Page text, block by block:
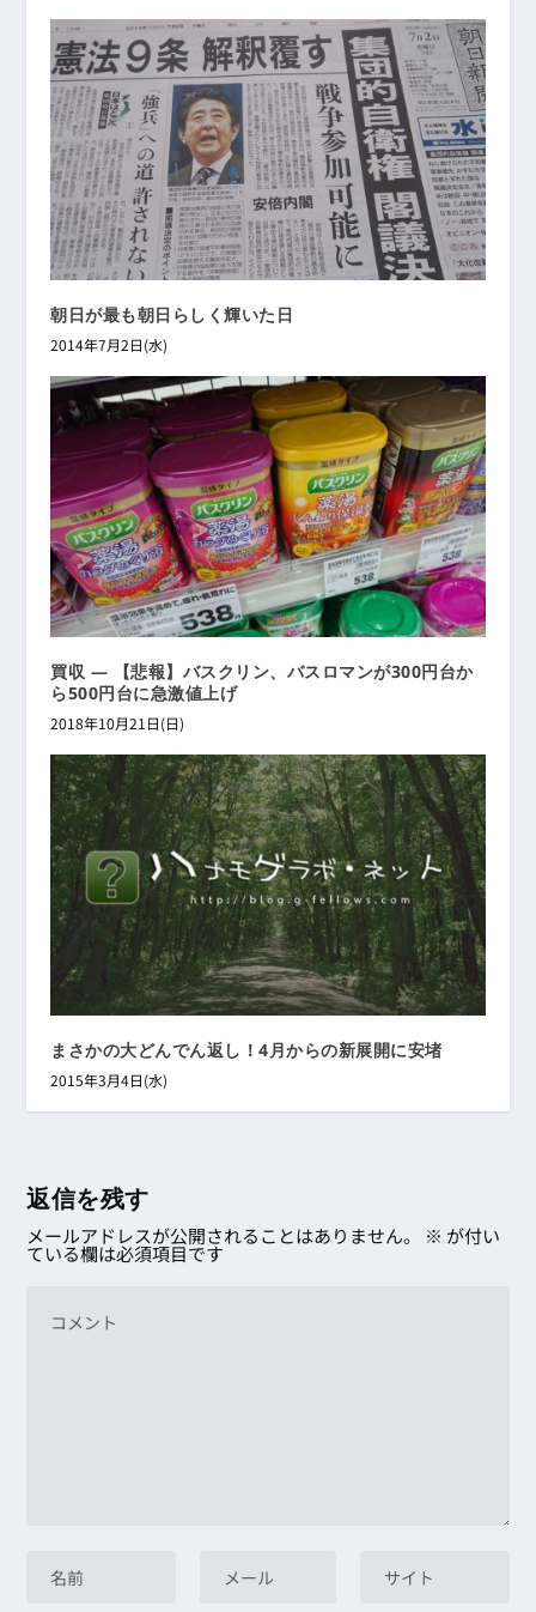
朝日が最も朝日らしく輝いた日
2014年7月2日(水)
買収 ― 【悲報】バスクリン、バスロマンが300円台か
ら500円台に急激値上げ
2018年10月21日(日)
まさかの大どんでん返し！4月からの新展開に安堵
2015年3月4日(水)
返信を残す
メールアドレスが公開されることはありません。 ※ が付い
ている欄は必須項目です